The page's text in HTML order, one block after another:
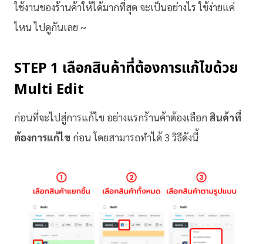
ใช้งานของร้านค้าให้ได้มากที่สุด จะเป็นอย่างไร ใช้ง่ายแค่
ไหน ไปดูกันเลย ~
STEP 1 เลือกสินค้าที่ต้องการแก้ไขด้วย
Multi Edit
ก่อนที่จะไปสู่การแก้ไข อย่างแรกร้านค้าต้องเลือก สินค้าที่
ต้องการแก้ไข ก่อน โดยสามารถทำได้ 3 วิธีดังนี้